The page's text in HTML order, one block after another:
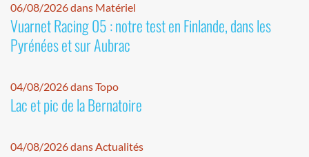
06/08/2026 dans Matériel
Vuarnet Racing 05 : notre test en Finlande, dans les
Pyrénées et sur Aubrac
04/08/2026 dans Topo
Lac et pic de la Bernatoire
04/08/2026 dans Actualités